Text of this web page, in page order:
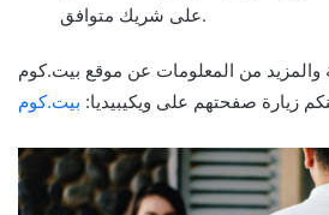
على شريك متوافق.
من المعلومات عن موقع بيت.كوم
زيارة صفحتهم على ويكيبيديا: بيت.كوم